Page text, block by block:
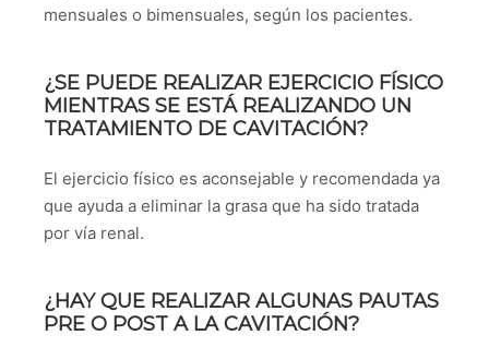
mensuales o bimensuales, según los pacientes.
¿SE PUEDE REALIZAR EJERCICIO FÍSICO
MIENTRAS SE ESTÁ REALIZANDO UN
TRATAMIENTO DE CAVITACIÓN?
El ejercicio físico es aconsejable y recomendada ya
que ayuda a eliminar la grasa que ha sido tratada
por vía renal.
¿HAY QUE REALIZAR ALGUNAS PAUTAS
PRE O POST A LA CAVITACIÓN?